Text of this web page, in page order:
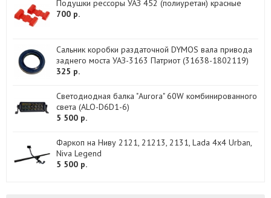
Подушки рессоры УАЗ 452 (полиуретан) красные
700 р.
Сальник коробки раздаточной DYMOS вала привода
заднего моста УАЗ-3163 Патриот (31638-1802119)
325 р.
Светодиодная балка "Aurora" 60W комбинированного
света (ALO-D6D1-6)
5 500 р.
Фаркоп на Ниву 2121, 21213, 2131, Lada 4x4 Urban,
Niva Legend
5 500 р.